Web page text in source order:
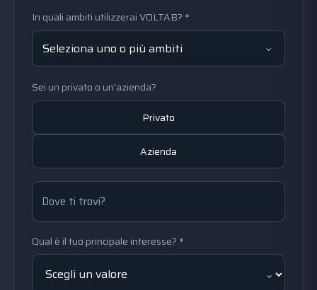
In quali ambiti utilizzerai VOLTAB? *
Seleziona uno o più ambiti
Sei un privato o un'azienda?
Privato
Azienda
Dove ti trovi?
Qual è il tuo principale interesse? *